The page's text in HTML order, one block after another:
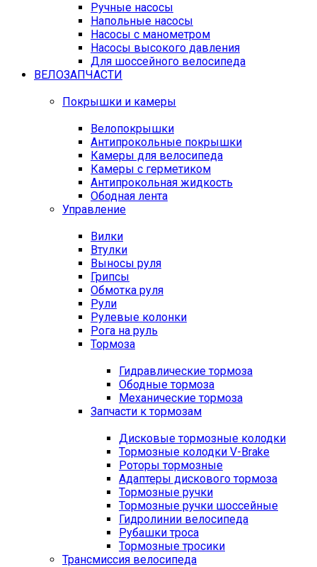
Ручные насосы
Напольные насосы
Насосы с манометром
Насосы высокого давления
Для шоссейного велосипеда
ВЕЛОЗАПЧАСТИ
Покрышки и камеры
Велопокрышки
Антипрокольные покрышки
Камеры для велосипеда
Камеры с герметиком
Антипрокольная жидкость
Ободная лента
Управление
Вилки
Втулки
Выносы руля
Грипсы
Обмотка руля
Рули
Рулевые колонки
Рога на руль
Тормоза
Гидравлические тормоза
Ободные тормоза
Механические тормоза
Запчасти к тормозам
Дисковые тормозные колодки
Тормозные колодки V-Brake
Роторы тормозные
Адаптеры дискового тормоза
Тормозные ручки
Тормозные ручки шоссейные
Гидролинии велосипеда
Рубашки троса
Тормозные тросики
Трансмиссия велосипеда